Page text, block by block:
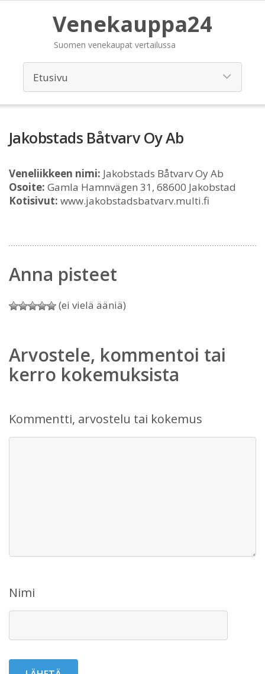
Venekauppa24
Suomen venekaupat vertailussa
Jakobstads Båtvarv Oy Ab
Veneliikkeen nimi: Jakobstads Båtvarv Oy Ab
Osoite: Gamla Hamnvägen 31, 68600 Jakobstad
Kotisivut: www.jakobstadsbatvarv.multi.fi
Anna pisteet
(ei vielä ääniä)
Arvostele, kommentoi tai
kerro kokemuksista
Kommentti, arvostelu tai kokemus
Nimi